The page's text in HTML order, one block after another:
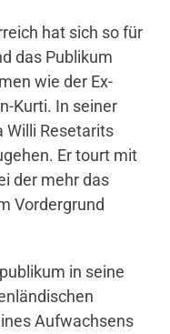
hat sich so für
das Publikum
wie der Ex-
Kurti. In seiner
Willi Resetarits
Er tourt mit
der mehr das
Vordergrund
in seine
Aufwachsens